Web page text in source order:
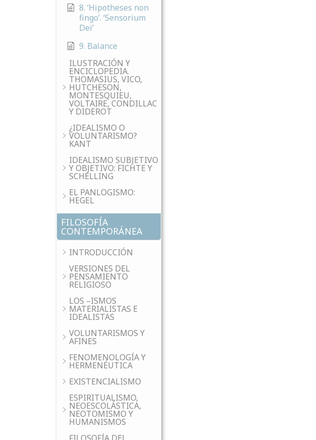
8. ‘Hipotheses non
fingo’. ‘Sensorium
Dei’
9. Balance
ILUSTRACIÓN Y
ENCICLOPEDIA.
THOMASIUS, VICO,
HUTCHESON,
MONTESQUIEU,
VOLTAIRE, CONDILLAC
Y DIDEROT
¿IDEALISMO O
VOLUNTARISMO?
KANT
IDEALISMO SUBJETIVO
Y OBJETIVO: FICHTE Y
SCHELLING
EL PANLOGISMO:
HEGEL
FILOSOFÍA
CONTEMPORÁNEA
INTRODUCCIÓN
VERSIONES DEL
PENSAMIENTO
RELIGIOSO
LOS –ISMOS
MATERIALISTAS E
IDEALISTAS
VOLUNTARISMOS Y
AFINES
FENOMENOLOGÍA Y
HERMENÉUTICA
EXISTENCIALISMO
ESPIRITUALISMO,
NEOESCOLÁSTICA,
NEOTOMISMO Y
HUMANISMOS